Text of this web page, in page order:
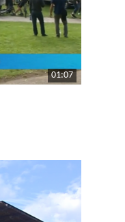
01:07